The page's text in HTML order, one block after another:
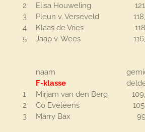
2
Elisa Houweling
3
Pleun v. Verseveld
4
Klaas de Vries
5
Jaap v. Wees
naam
F-klasse
1
Mirjam van den Berg
2
Co Eveleens
3
Marry Bax